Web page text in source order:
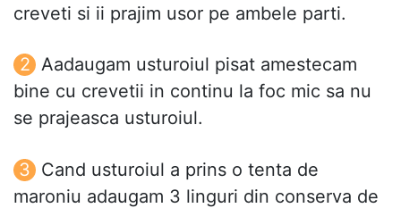
creveti si ii prajim usor pe ambele parti.
Aadaugam usturoiul pisat amestecam
bine cu crevetii in continu la foc mic sa nu
se prajeasca usturoiul.
Cand usturoiul a prins o tenta de
maroniu adaugam 3 linguri din conserva de